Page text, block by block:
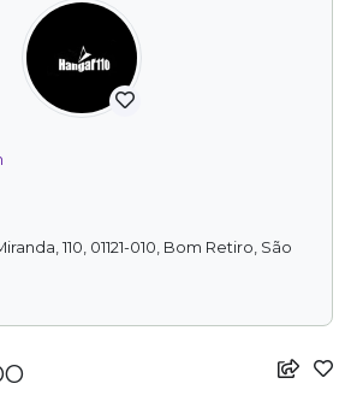
110, 01121-010, Bom Retiro, São